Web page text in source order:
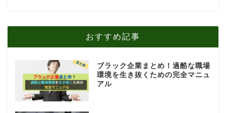
おすすめ記事
ブラック企業まとめ！過酷な職場
環境を生き抜くための完全マニュ
アル